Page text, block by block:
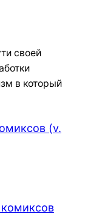
своей
в который
(v.
комиксов